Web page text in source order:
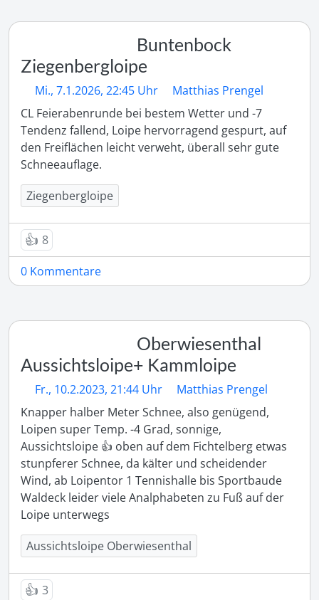
Buntenbock
Ziegenbergloipe
Mi., 7.1.2026, 22:45 Uhr
Matthias Prengel
CL Feierabenrunde bei bestem Wetter und -7
Tendenz fallend, Loipe hervorragend gespurt, auf
den Freiflächen leicht verweht, überall sehr gute
Schneeauflage.
Ziegenbergloipe
👍 8
0 Kommentare
Oberwiesenthal
Aussichtsloipe+ Kammloipe
Fr., 10.2.2023, 21:44 Uhr
Matthias Prengel
Knapper halber Meter Schnee, also genügend,
Loipen super Temp. -4 Grad, sonnige,
Aussichtsloipe 👍 oben auf dem Fichtelberg etwas
stunpferer Schnee, da kälter und scheidender
Wind, ab Loipentor 1 Tennishalle bis Sportbaude
Waldeck leider viele Analphabeten zu Fuß auf der
Loipe unterwegs
Aussichtsloipe Oberwiesenthal
👍 3